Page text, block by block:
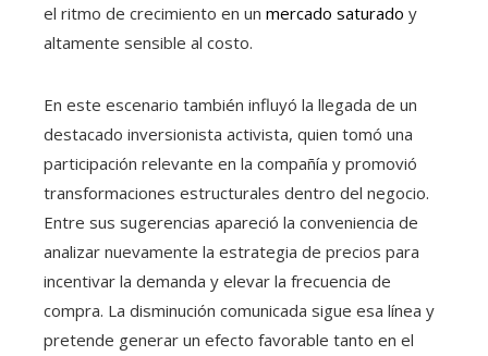
el ritmo de crecimiento en un mercado saturado y
altamente sensible al costo.
En este escenario también influyó la llegada de un
destacado inversionista activista, quien tomó una
participación relevante en la compañía y promovió
transformaciones estructurales dentro del negocio.
Entre sus sugerencias apareció la conveniencia de
analizar nuevamente la estrategia de precios para
incentivar la demanda y elevar la frecuencia de
compra. La disminución comunicada sigue esa línea y
pretende generar un efecto favorable tanto en el